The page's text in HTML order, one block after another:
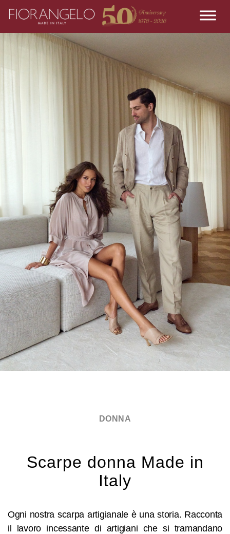
DONNA
Scarpe donna Made in
Italy
Ogni nostra scarpa artigianale è una storia. Racconta
il lavoro incessante di artigiani che si tramandano